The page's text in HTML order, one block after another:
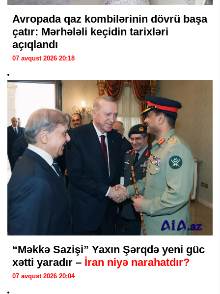
Avropada qaz kombilərinin dövrü başa
çatır: Mərhələli keçidin tarixləri
açıqlandı
07 avqust 2026 20:18
“Məkkə Sazişi” Yaxın Şərqdə yeni güc
xətti yaradır – İran niyə narahatdır?
07 avqust 2026 20:04